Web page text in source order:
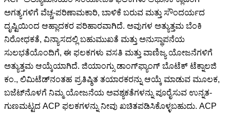
ಅಗತ್ಯಗಳಿಗೆ ವೆಚ್ಚ-ಪರಿಣಾಮಕಾರಿ, ಬಾಳಿಕೆ ಬರುವ ಮತ್ತು ಸೌಂದರ್ಯದ
ದೃಷ್ಟಿಯಿಂದ ಆಹ್ಲಾದಕರ ಪರಿಹಾರವಾಗಿದೆ. ಅವುಗಳ ಅತ್ಯುತ್ತಮ ಬೆಂಕಿ
ನಿರೋಧಕತೆ, ವಿನ್ಯಾಸದಲ್ಲಿ ಬಹುಮುಖತೆ ಮತ್ತು ಅನುಸ್ಥಾಪನೆಯ
ಸುಲಭತೆಯೊಂದಿಗೆ, ಈ ಫಲಕಗಳು ವಸತಿ ಮತ್ತು ವಾಣಿಜ್ಯ ಯೋಜನೆಗಳಿಗೆ
ಅತ್ಯುತ್ತಮ ಆಯ್ಕೆಯಾಗಿದೆ. ಜಿಯಾಂಗ್ಸು ಡಾಂಗ್‌ಫ್ಯಾಂಗ್ ಬೊಟೆಕ್ ಟೆಕ್ನಾಲಜಿ
ಕಂ., ಲಿಮಿಟೆಡ್‌ನಂತಹ ಪ್ರತಿಷ್ಠಿತ ತಯಾರಕರನ್ನು ಆಯ್ಕೆ ಮಾಡುವ ಮೂಲಕ,
ಬಜೆಟ್‌ನೊಳಗೆ ನಿಮ್ಮ ಯೋಜನೆಯ ಅವಶ್ಯಕತೆಗಳನ್ನು ಪೂರೈಸುವ ಉನ್ನತ-
ಗುಣಮಟ್ಟದ ACP ಫಲಕಗಳನ್ನು ನೀವು ಖಚಿತಪಡಿಸಿಕೊಳ್ಳಬಹುದು. ACP